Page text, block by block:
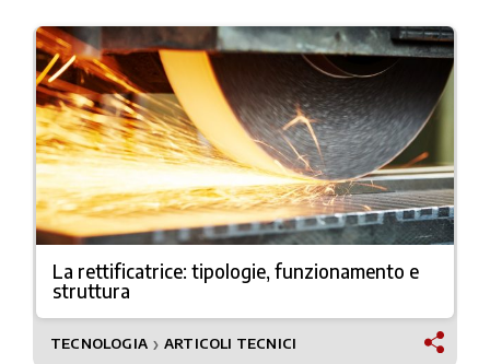
La rettificatrice: tipologie, funzionamento e
struttura
TECNOLOGIA ❯ ARTICOLI TECNICI